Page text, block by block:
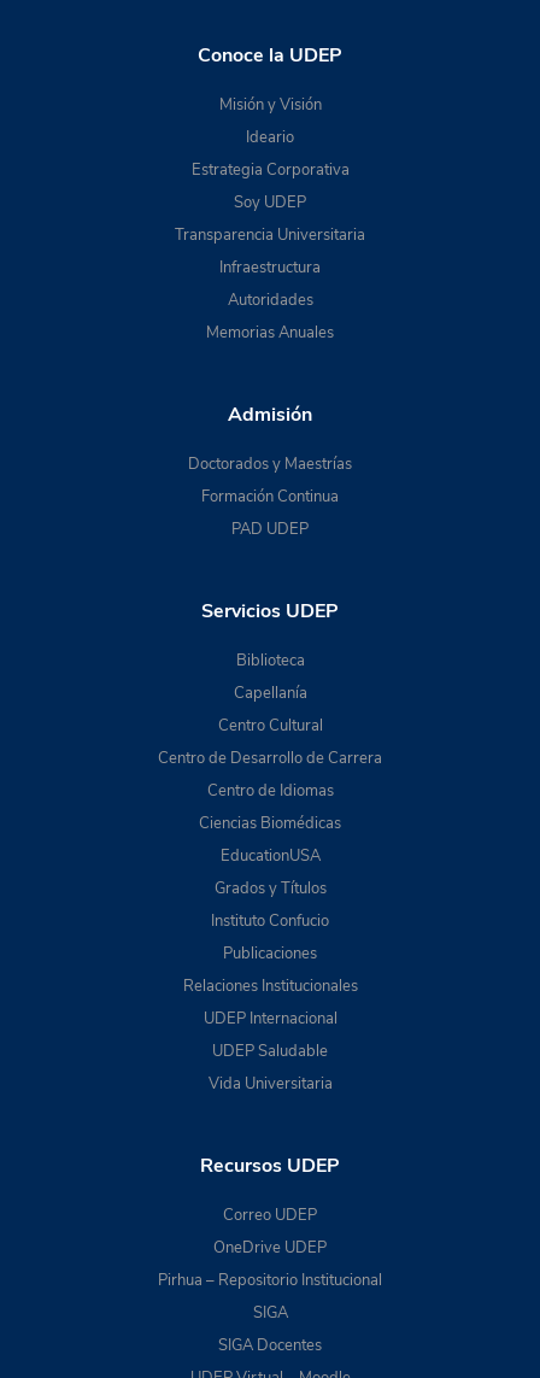
Conoce la UDEP
Misión y Visión
Ideario
Estrategia Corporativa
Soy UDEP
Transparencia Universitaria
Infraestructura
Autoridades
Memorias Anuales
Admisión
Doctorados y Maestrías
Formación Continua
PAD UDEP
Servicios UDEP
Biblioteca
Capellanía
Centro Cultural
Centro de Desarrollo de Carrera
Centro de Idiomas
Ciencias Biomédicas
EducationUSA
Grados y Títulos
Instituto Confucio
Publicaciones
Relaciones Institucionales
UDEP Internacional
UDEP Saludable
Vida Universitaria
Recursos UDEP
Correo UDEP
OneDrive UDEP
Pirhua – Repositorio Institucional
SIGA
SIGA Docentes